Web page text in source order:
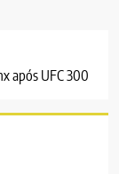
após UFC 300